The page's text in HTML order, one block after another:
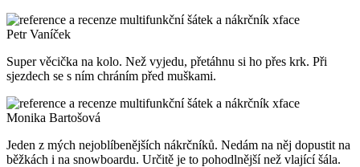
Petr Vaníček
Super věcička na kolo. Než vyjedu, přetáhnu si ho přes krk. Při
sjezdech se s ním chráním před muškami.
Monika Bartošová
Jeden z mých nejoblíbenějších nákrčníků. Nedám na něj dopustit na
běžkách i na snowboardu. Určitě je to pohodlnější než vlající šála.